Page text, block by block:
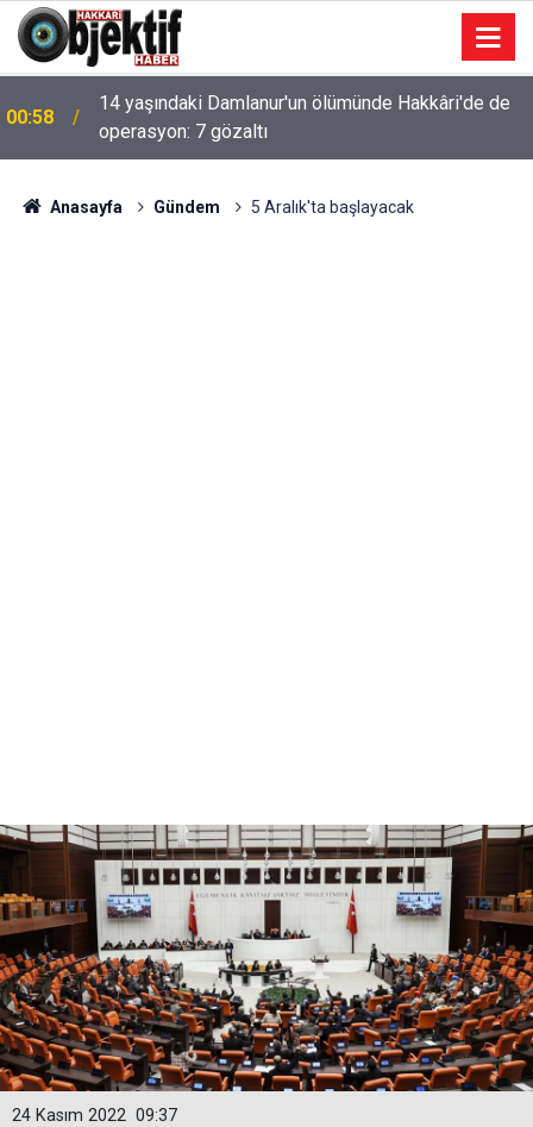
00:58
14 yaşındaki Damlanur'un ölümünde Hakkâri'de de
operasyon: 7 gözaltı
Anasayfa Gündem 5 Aralık'ta başlayacak
09:37
24 Kasım 2022